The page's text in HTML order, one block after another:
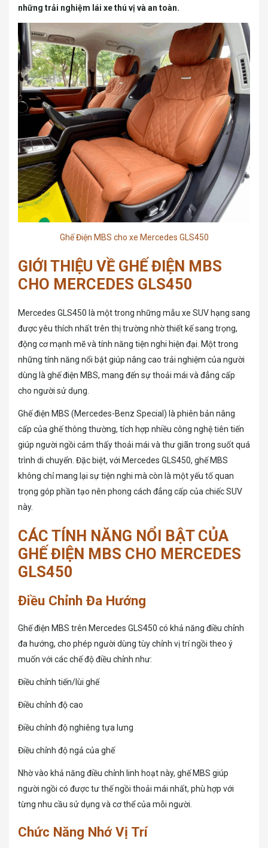
những trải nghiệm lái xe thú vị và an toàn.
Ghế Điện MBS cho xe Mercedes GLS450
GIỚI THIỆU VỀ GHẾ ĐIỆN MBS
CHO MERCEDES GLS450
Mercedes GLS450 là một trong những mẫu xe SUV hạng sang
được yêu thích nhất trên thị trường nhờ thiết kế sang trọng,
động cơ mạnh mẽ và tính năng tiện nghi hiện đại. Một trong
những tính năng nổi bật giúp nâng cao trải nghiệm của người
dùng là ghế điện MBS, mang đến sự thoải mái và đẳng cấp
cho người sử dụng.
Ghế điện MBS (Mercedes-Benz Special) là phiên bản nâng
cấp của ghế thông thường, tích hợp nhiều công nghệ tiên tiến
giúp người ngồi cảm thấy thoải mái và thư giãn trong suốt quá
trình di chuyển. Đặc biệt, với Mercedes GLS450, ghế MBS
không chỉ mang lại sự tiện nghi mà còn là một yếu tố quan
trọng góp phần tạo nên phong cách đẳng cấp của chiếc SUV
này.
CÁC TÍNH NĂNG NỔI BẬT CỦA
GHẾ ĐIỆN MBS CHO MERCEDES
GLS450
Điều Chỉnh Đa Hướng
Ghế điện MBS trên Mercedes GLS450 có khả năng điều chỉnh
đa hướng, cho phép người dùng tùy chỉnh vị trí ngồi theo ý
muốn với các chế độ điều chỉnh như:
Điều chỉnh tiến/lùi ghế
Điều chỉnh độ cao
Điều chỉnh độ nghiêng tựa lưng
Điều chỉnh độ ngả của ghế
Nhờ vào khả năng điều chỉnh linh hoạt này, ghế MBS giúp
người ngồi có được tư thế ngồi thoải mái nhất, phù hợp với
từng nhu cầu sử dụng và cơ thể của mỗi người.
Chức Năng Nhớ Vị Trí